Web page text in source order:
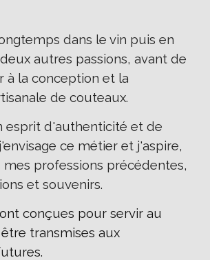
dans le vin puis en
autres passions, avant de
à la conception et la
de couteaux.
esprit d'authenticité et de
ce métier et j'aspire,
professions précédentes,
et souvenirs.
conçues pour servir au
transmises aux